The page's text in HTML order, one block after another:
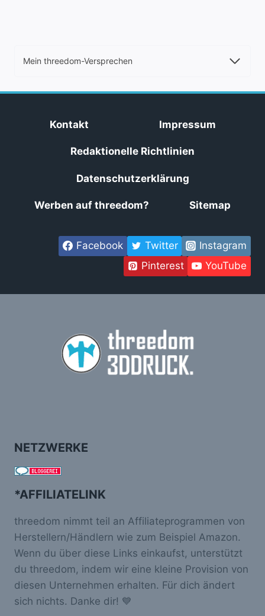
Mein threedom-Versprechen
Kontakt Impressum
Redaktionelle Richtlinien
Datenschutzerklärung
Werben auf threedom? Sitemap
Facebook Twitter
Instagram
Pinterest
YouTube
NETZWERKE
*AFFILIATELINK
threedom nimmt teil an Affiliateprogrammen von
Herstellern/Händlern wie zum Beispiel Amazon.
Wenn du über diese Links einkaufst, unterstützt
du threedom, indem wir eine kleine Provision von
diesen Unternehmen erhalten. Für dich ändert
sich nichts. Danke dir! 💙